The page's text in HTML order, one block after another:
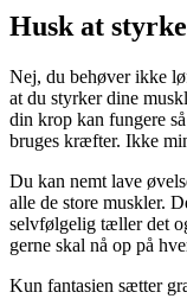
Husk at
Nej, du behøver ikke
at du styrker dine
din krop kan fungere
bruges kræfter. Ikke
Du kan nemt lave
alle de store muskler.
selvfølgelig tæller det
gerne skal nå op på
Kun fantasien sætter